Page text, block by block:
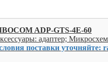
ADP-GTS-4E-60
адаптер;
поставки уточняйте: